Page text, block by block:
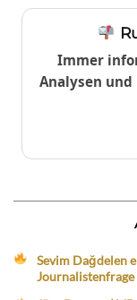
Immer
Analysen
Sevim Dağdelen
Journalistenfrage